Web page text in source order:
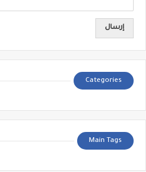
Categories
Main Tags